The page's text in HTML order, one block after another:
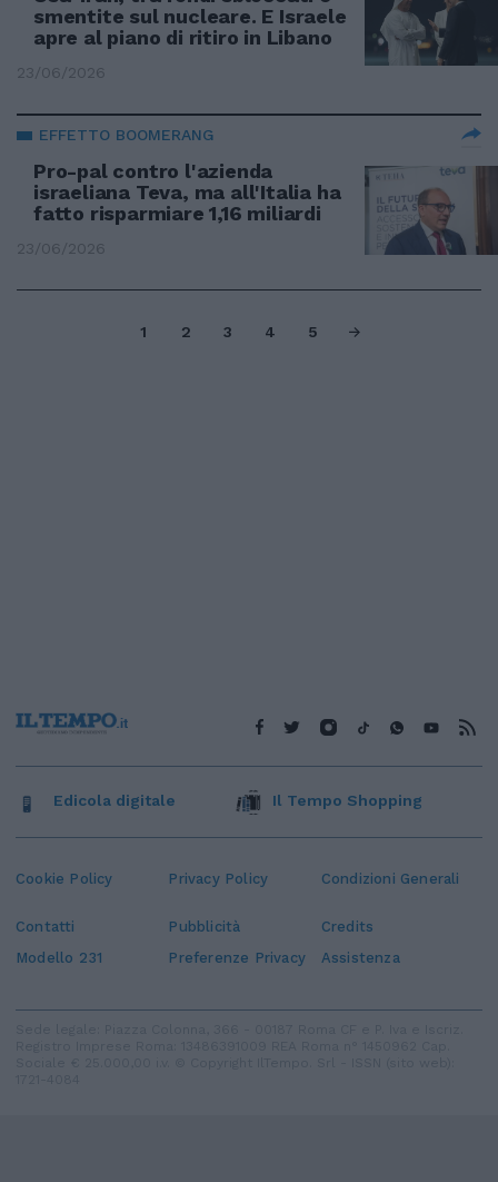
smentite sul nucleare. E Israele
apre al piano di ritiro in Libano
23/06/2026
EFFETTO BOOMERANG
Pro-pal contro l'azienda
israeliana Teva, ma all'Italia ha
fatto risparmiare 1,16 miliardi
23/06/2026
1 2 3 4 5
Cookie Policy Privacy Policy Condizioni Generali
Contatti Pubblicità
Credits
Modello 231
Preferenze Privacy Assistenza
Edicola digitale Il Tempo Shopping